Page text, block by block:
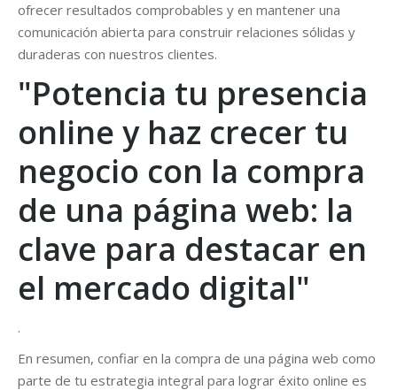
ofrecer resultados comprobables y en mantener una
comunicación abierta para construir relaciones sólidas y
duraderas con nuestros clientes.
"Potencia tu presencia
online y haz crecer tu
negocio con la compra
de una página web: la
clave para destacar en
el mercado digital"
.
En resumen, confiar en la compra de una página web como
parte de tu estrategia integral para lograr éxito online es